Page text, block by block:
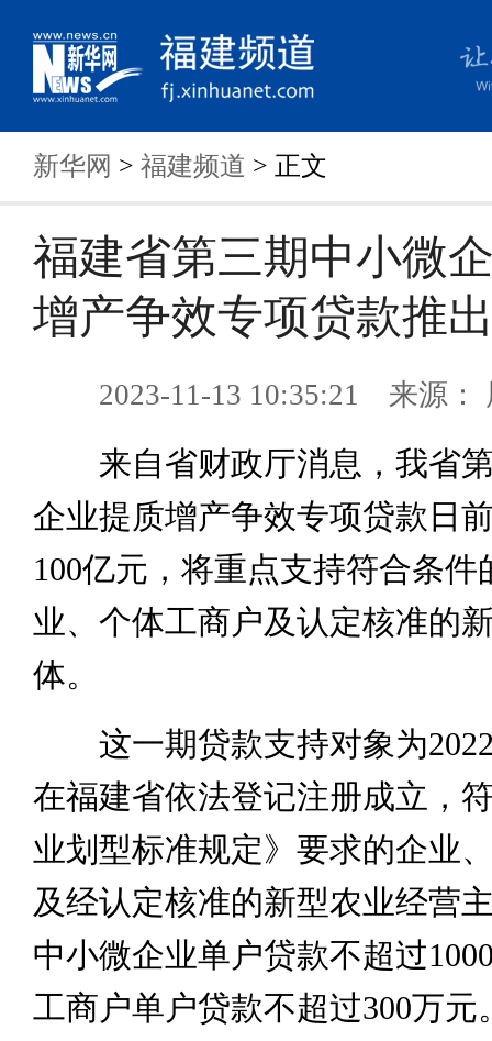
新华网 > 福建频道 > 正文
福建省第三期中小微
增产争效专项贷款推
2023-11-13 10:35:21 来源：
来自省财政厅消息，我省第
企业提质增产争效专项贷款日
100亿元，将重点支持符合条件
业、个体工商户及认定核准的
体。
这一期贷款支持对象为
在福建省依法登记注册成立，
业划型标准规定》要求的企业
及经认定核准的新型农业经营
中小微企业单户贷款不超过
工商户单户贷款不超过300万元